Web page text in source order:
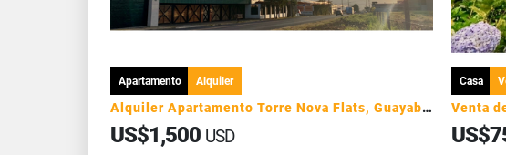
Apartamento Alquiler
Alquiler Apartamento Torre Nova Flats, Guayabos - Curridabat
US$1,500 USD
Casa
Venta